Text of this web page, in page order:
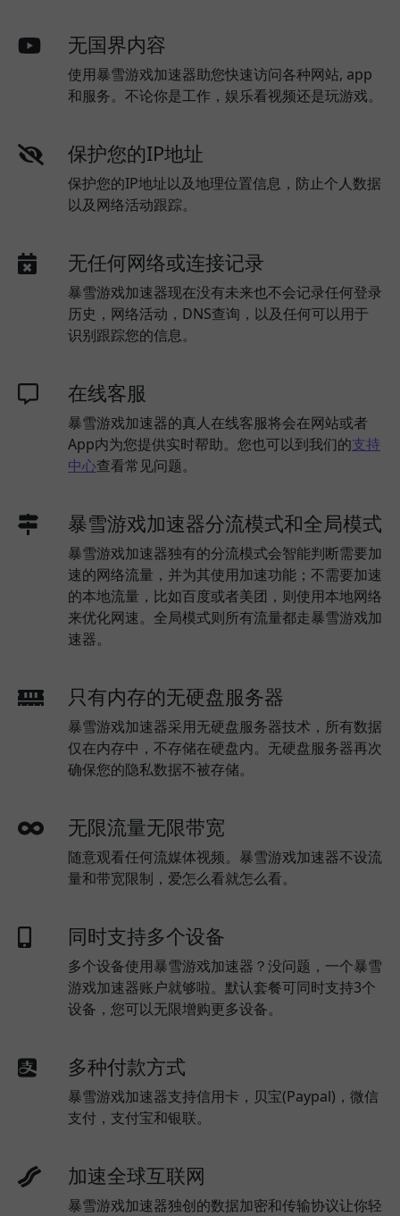
无国界内容
使用暴雪游戏加速器助您快速访问各种网站, app
和服务。不论你是工作，娱乐看视频还是玩游戏。
保护您的IP地址
保护您的IP地址以及地理位置信息，防止个人数据
以及网络活动跟踪。
无任何网络或连接记录
暴雪游戏加速器现在没有未来也不会记录任何登录
历史，网络活动，DNS查询，以及任何可以用于
识别跟踪您的信息。
在线客服
暴雪游戏加速器的真人在线客服将会在网站或者
App内为您提供实时帮助。您也可以到我们的支持
中心查看常见问题。
暴雪游戏加速器分流模式和全局模式
暴雪游戏加速器独有的分流模式会智能判断需要加
速的网络流量，并为其使用加速功能；不需要加速
的本地流量，比如百度或者美团，则使用本地网络
来优化网速。全局模式则所有流量都走暴雪游戏加
速器。
只有内存的无硬盘服务器
暴雪游戏加速器采用无硬盘服务器技术，所有数据
仅在内存中，不存储在硬盘内。无硬盘服务器再次
确保您的隐私数据不被存储。
无限流量无限带宽
随意观看任何流媒体视频。暴雪游戏加速器不设流
量和带宽限制，爱怎么看就怎么看。
同时支持多个设备
多个设备使用暴雪游戏加速器？没问题，一个暴雪
游戏加速器账户就够啦。默认套餐可同时支持3个
设备，您可以无限增购更多设备。
多种付款方式
暴雪游戏加速器支持信用卡，贝宝(Paypal)，微信
支付，支付宝和银联。
加速全球互联网
暴雪游戏加速器独创的数据加密和传输协议让你轻